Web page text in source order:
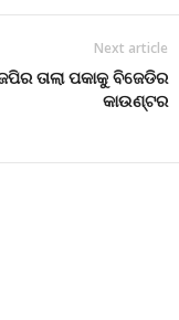
Next article
ତାଲା ପକାକୁ ବିଜେଡିର
କାଉଣ୍ଟର